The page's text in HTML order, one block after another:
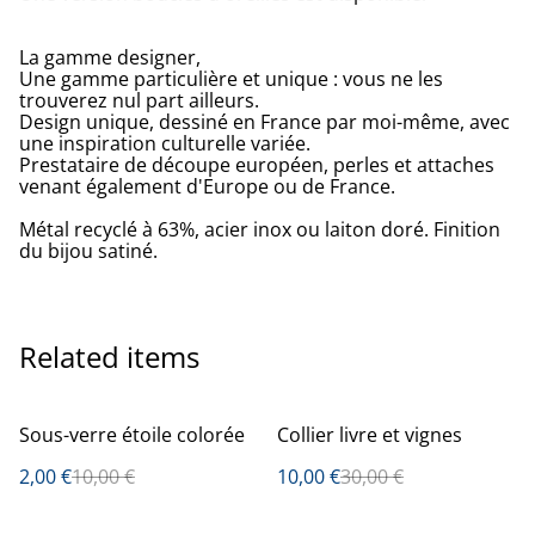
La gamme designer,
Une gamme particulière et unique : vous ne les
trouverez nul part ailleurs.
Design unique, dessiné en France par moi-même, avec
une inspiration culturelle variée.
Prestataire de découpe européen, perles et attaches
venant également d'Europe ou de France.
Métal recyclé à 63%, acier inox ou laiton doré. Finition
du bijou satiné.
Related items
%
Sous-verre étoile colorée
2,00 €10,00 €
%
Collier livre et vignes
10,00 €30,00 €